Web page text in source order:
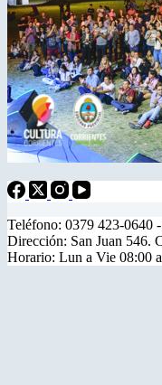
Teléfono: 0379 423-0640
Dirección: San Juan 546.
Horario: Lun a Vie 08:00